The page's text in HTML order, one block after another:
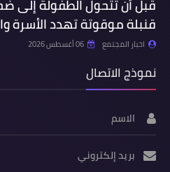
قبل أن تتحول الطفولة إلى
قنبلة موقوتة تهدد الأسرة
اخبار المجتمع 06 أغسطس 2026
نموذج الاتصال
الاسم
بريد إلكتروني